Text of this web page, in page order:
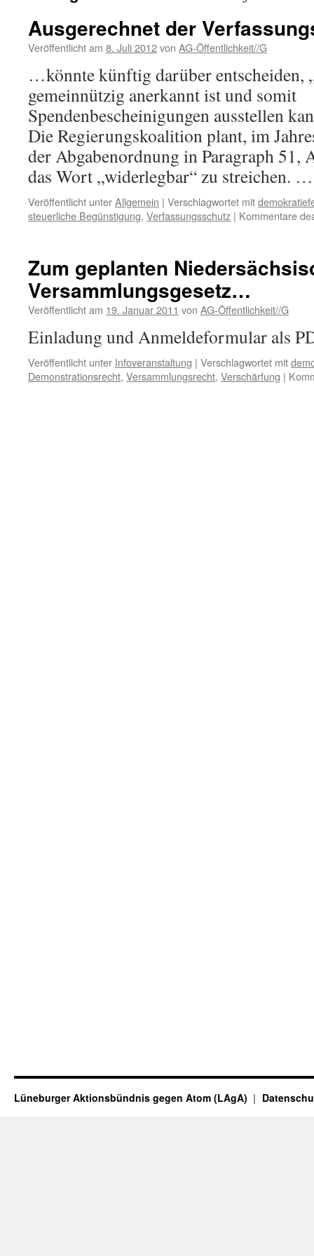
Ausgerechnet der
Veröffentlicht am 8. Juli 2012von AG-Öffentlichkeit//G
…könnte künftig darüber entscheiden,
gemeinnützig anerkannt ist und somit
Spendenbescheinigungen ausstellen
Die Regierungskoalition plant, im
der Abgabenordnung in Paragraph 51,
das Wort „widerlegbar“ zu streichen.
Veröffentlicht unterAllgemein | Verschlagwortet mit
steuerliche Begünstigung, Verfassungsschutz | Kommentare
Zum geplanten
Versammlungsgesetz…
Veröffentlicht am 19. Januar 2011 von AG-Öffentlichkeit//G
Einladung und Anmeldeformular als
Veröffentlicht unter Infoveranstaltung | Verschlagwortet mit
Demonstrationsrecht, Versammlungsrecht, Verschärfung |
Lüneburger Aktionsbündnis gegen Atom (LAgA)